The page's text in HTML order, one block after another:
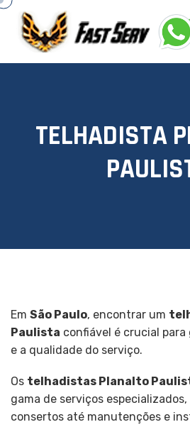
TELHADISTA P
PAULIS
Em São Paulo, encontrar um
Paulista confiável é crucial
e a qualidade do serviço.
Os telhadistas Planalto
gama de serviços
consertos até manutenções e